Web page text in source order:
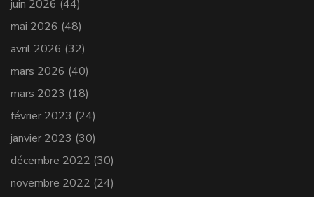
juin 2026 (44)
mai 2026 (48)
avril 2026 (32)
mars 2026 (40)
mars 2023 (18)
février 2023 (24)
janvier 2023 (30)
décembre 2022 (30)
novembre 2022 (24)